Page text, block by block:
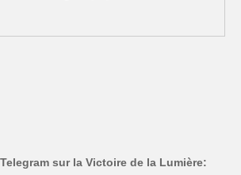
sur la Victoire de la Lumière: